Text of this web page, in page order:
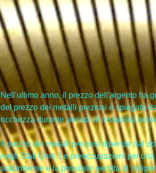
Nell'ultimo anno, il prezzo dell'argento ha
del prezzo dei metalli preziosi è spiegato
ricchezza durante periodi di instabilità
Il prezzo dei metalli preziosi dipende dal
negli Stati Uniti. Le preoccupazioni per
statunitense e la possibile perdita di